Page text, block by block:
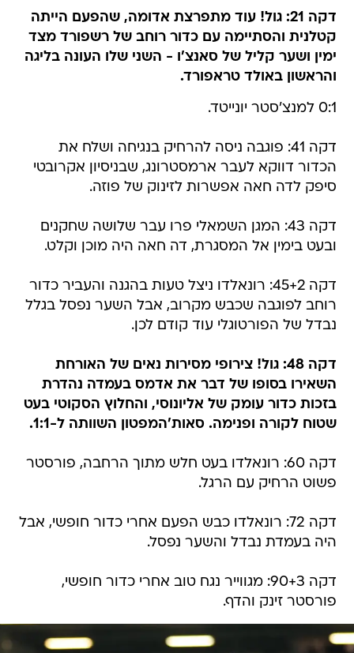
דקה 21: גול! עוד מתפרצת אדומה, שהפעם הייתה
קטלנית והסתיימה עם כדור רוחב של רשפורד מצד
ימין ושער קליל של סאנצ'ו - השני שלו העונה בליגה
והראשון באולד טראפורד.
0:1 למנצ'סטר יונייטד.
דקה 41: פוגבה ניסה להרחיק בנגיחה ושלח את
הכדור דווקא לעבר ארמסטרונג, שבניסיון אקרובטי
סיפק לדה חאה אפשרות לזינוק של פוזה.
דקה 43: המגן השמאלי פרו עבר שלושה שחקנים
ובעט בימין אל המסגרת, דה חאה היה מוכן וקלט.
דקה 45+2: רונאלדו ניצל טעות בהגנה והעביר כדור
רוחב לפוגבה שכבש מקרוב, אבל השער נפסל בגלל
נבדל של הפורטוגלי עוד קודם לכן.
דקה 48: גול! צירופי מסירות נאים של האורחת
השאירו בסופו של דבר את אדמס בעמדה נהדרת
בזכות כדור עומק של אליונוסי, והחלוץ הסקוטי בעט
שטוח לקורה ופנימה. סאות'המפטון השוותה ל-1:1.
דקה 60: רונאלדו בעט חלש מתוך הרחבה, פורסטר
פשוט הרחיק עם הרגל.
דקה 72: רונאלדו כבש הפעם אחרי כדור חופשי, אבל
היה בעמדת נבדל והשער נפסל.
דקה 90+3: מגווייר נגח טוב אחרי כדור חופשי,
פורסטר זינק והדף.